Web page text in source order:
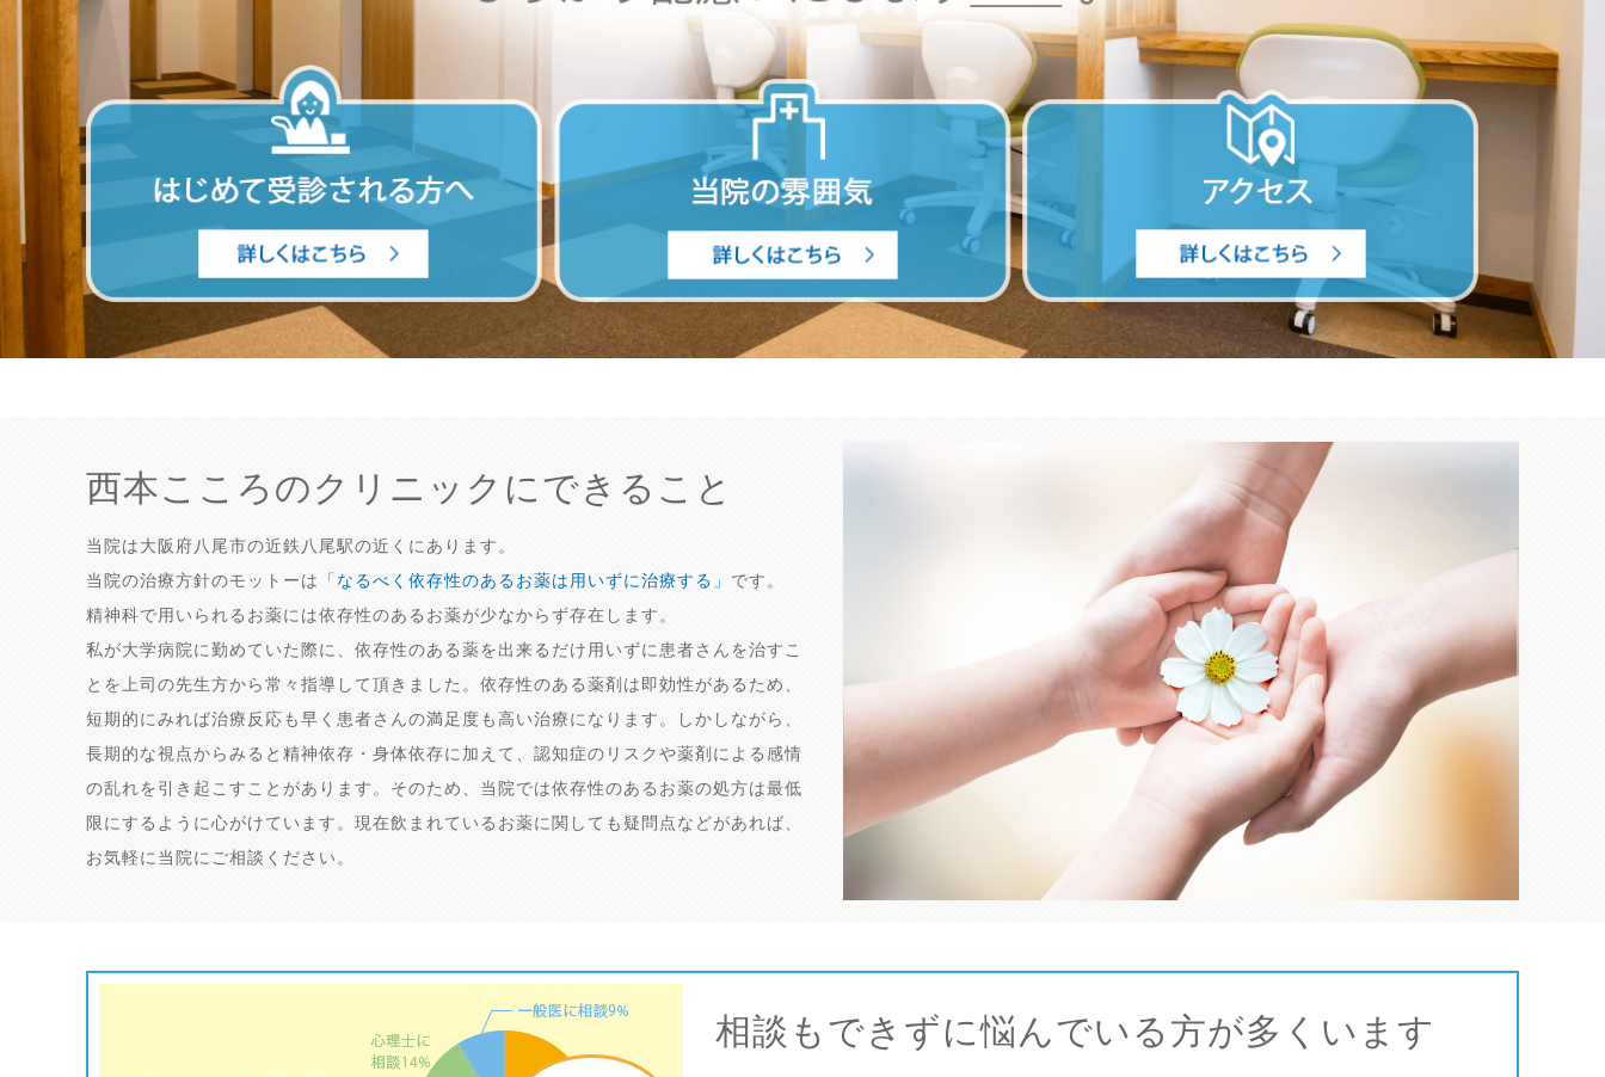
西本こころのクリニックにできること
当院は大阪府八尾市の近鉄八尾駅の近くにあります。
当院の治療方針のモットーは
「なるべく依存性のあるお薬は用いずに治療する」 です。
精神科で用いられるお薬には依存性のあるお薬が少なからず存在します。
私が大学病院に勤めていた際に、依存性のある薬を出来るだけ用いずに患者さんを治すこ
とを上司の先生方から常々指導して頂きました。依存性のある薬剤は即効性があるため、
短期的にみれば治療反応も早く患者さんの満足度も高い治療になります。しかしながら、
長期的な視点からみると精神依存・身体依存に加えて、認知症のリスクや薬剤による感情
の乱れを引き起こすことがあります。そのため、当院では依存性のあるお薬の処方は最低
限にするように心がけています。現在飲まれているお薬に関しても疑問点などがあれば、
お気軽に当院にご相談ください。
相談もできずに悩んでいる方が多くいます